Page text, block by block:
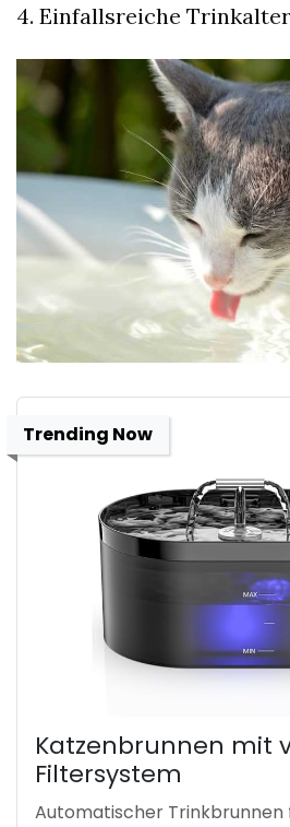
4. Einfallsreiche
Trending Now
Katzenbrunnen mit
Filtersystem
Automatischer Trinkbrunnen